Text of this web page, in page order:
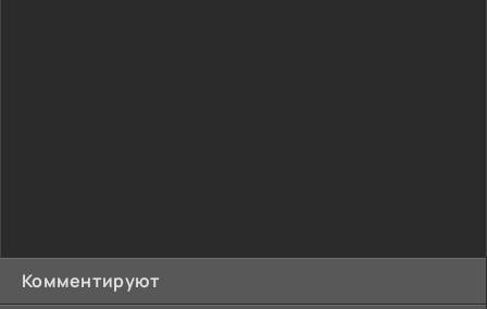
Комментируют